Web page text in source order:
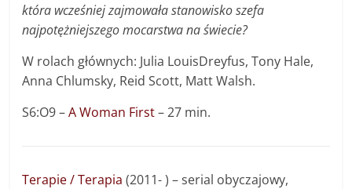
która wcześniej zajmowała stanowisko szefa
najpotężniejszego mocarstwa na świecie?
W rolach głównych: Julia LouisDreyfus, Tony Hale,
Anna Chlumsky, Reid Scott, Matt Walsh.
S6:O9 –A Woman First– 27 min.
Terapie / Terapia (2011- ) – serial obyczajowy,